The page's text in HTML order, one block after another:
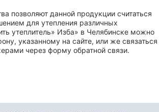
позволяют данной продукции считаться
для утепления различных
утеплитель» Изба» в Челябинске можно
указанному на сайте, или же связаться
через форму обратной связи.